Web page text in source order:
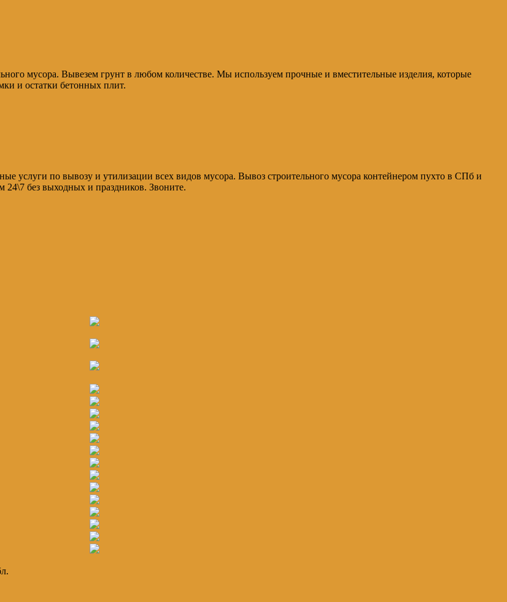
мусора. Вывезем грунт в любом количестве. Мы используем прочные и вместительные изделия, которые
и остатки бетонных плит.
услуги по вывозу и утилизации всех видов мусора. Вывоз строительного мусора контейнером пухто в СПб и
24\7 без выходных и праздников. Звоните.